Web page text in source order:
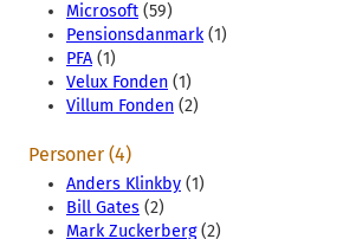
Microsoft (59)
Pensionsdanmark(1)
PFA (1)
Velux Fonden (1)
Villum Fonden (2)
Personer (4)
Anders Klinkby (1)
Bill Gates (2)
Mark Zuckerberg(2)